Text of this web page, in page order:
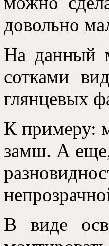
довольно
На данный
сотками
глянцевых
К примеру:
замш. А еще,
В виде